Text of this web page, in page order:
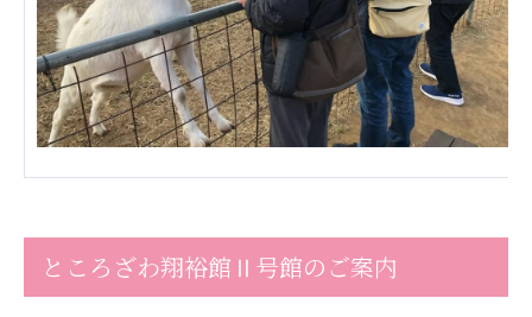
訪問看護ステーション秋桜
上桂の郷
ファミリエール吉祥院
教育（共に生きる仲間達）
明星幼稚園 志学会高等学校
ところざわ翔裕館Ⅱ号館のご案内